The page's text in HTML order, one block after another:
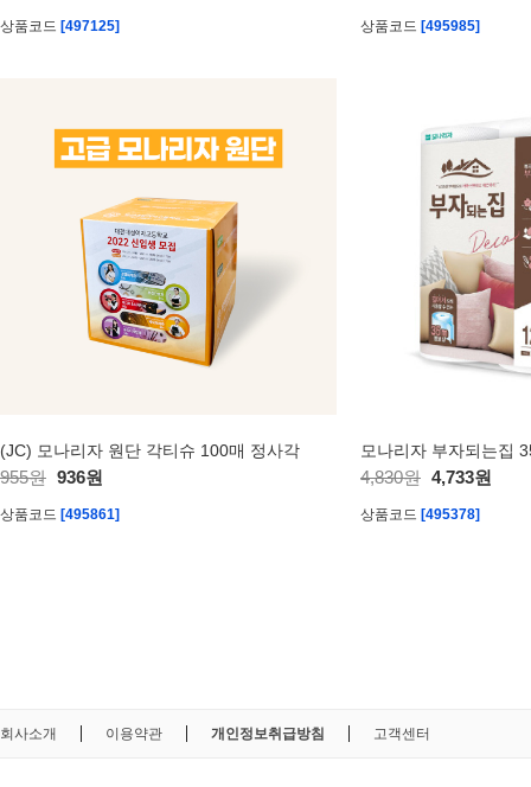
상품코드 [497125] 상품코드 [495985]
(JC) 모나리자 원단 각티슈 100매 정사각
955원 936원
상품코드 [495861]
모나리자 부자되는집
4,830원 4,733원
상품코드 [495378]
회사소개 이용약관 개인정보취급방침 고객센터